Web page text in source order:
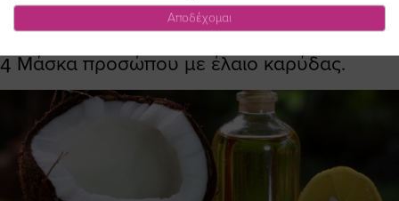
Ξεπλένεις έπειτα με χλιαρό νερό.
4 Μάσκα προσώπου με έλαιο καρύδας.
Αποδέχομαι